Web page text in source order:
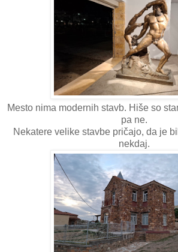
Mesto nima modernih stavb. Hiše so
pa ne.
Nekatere velike stavbe pričajo, da je
nekdaj.